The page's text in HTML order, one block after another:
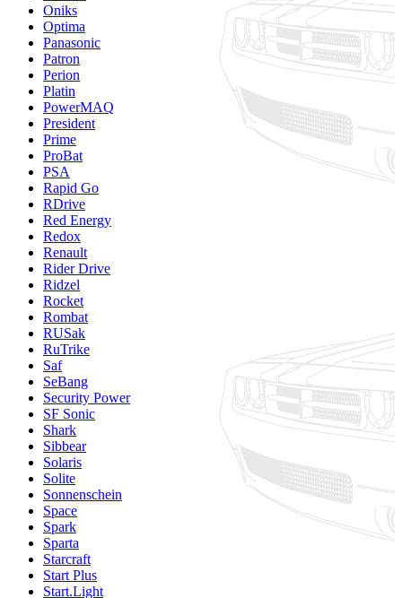
Oniks
Optima
Panasonic
Patron
Perion
Platin
PowerMAQ
President
Prime
ProBat
PSA
Rapid Go
RDrive
Red Energy
Redox
Renault
Rider Drive
Ridzel
Rocket
Rombat
RUSak
RuTrike
Saf
SeBang
Security Power
SF Sonic
Shark
Sibbear
Solaris
Solite
Sonnenschein
Space
Spark
Sparta
Starcraft
Start Plus
Start.Light